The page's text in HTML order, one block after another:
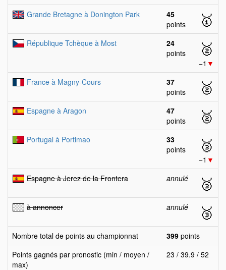
Grande Bretagne à Donington Park
45
points
🥇
République Tchèque à Most
24
points
🥈
−1 ▼
France à Magny-Cours
37
points
🥈
Espagne à Aragon
47
points
🥈
Portugal à Portimao
33
points
🥉
−1 ▼
Espagne à Jerez de la Frontera
annulé 🥉
à annoncer annulé 🥉
Nombre total de points au championnat 399 points
Points gagnés par pronostic (min / moyen /
max)
23 / 39.9 / 52